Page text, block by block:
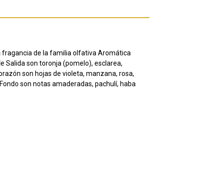
fragancia de la familia olfativa Aromática
Salida son toronja (pomelo), esclarea,
son hojas de violeta, manzana, rosa,
son notas amaderadas, pachulí, haba